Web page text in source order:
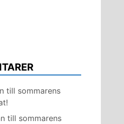
till sommarens
till sommarens